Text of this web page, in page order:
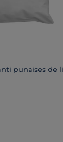
punaises de